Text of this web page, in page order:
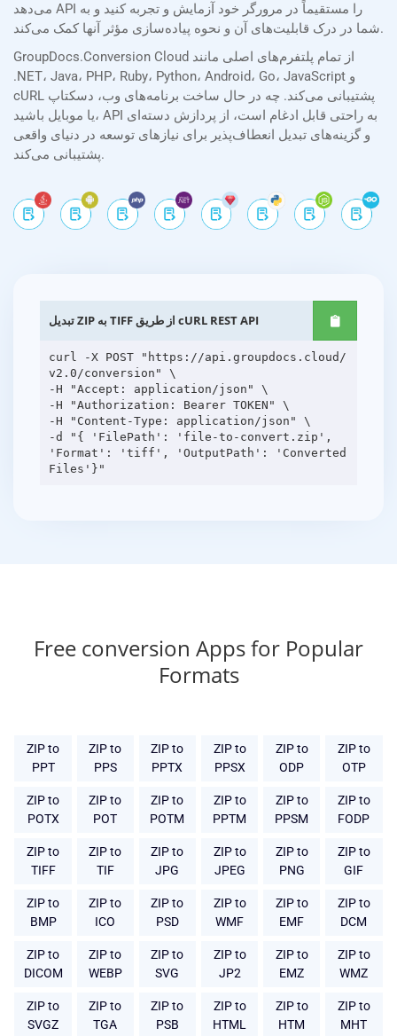
می‌دهد API را مستقیماً در مرورگر خود آزمایش و تجربه کنید و به
شما در درک قابلیت‌های آن و نحوه پیاده‌سازی مؤثر آنها کمک می‌کند.
GroupDocs.Conversion Cloud از تمام پلتفرم‌های اصلی مانند
.NET، Java، PHP، Ruby، Python، Android، Go، JavaScript و
cURL پشتیبانی می‌کند. چه در حال ساخت برنامه‌های وب، دسکتاپ
یا موبایل باشید، API به راحتی قابل ادغام است، از پردازش دسته‌ای
و گزینه‌های تبدیل انعطاف‌پذیر برای نیازهای توسعه در دنیای واقعی
پشتیبانی می‌کند.
تبدیل ZIP به TIFF از طریق cURL REST API
curl -X POST "https://api.groupdocs.cloud/
v2.0/conversion" \
-H "Accept: application/json" \
-H "Authorization: Bearer TOKEN" \
-H "Content-Type: application/json" \
-d "{ 'FilePath': 'file-to-convert.zip',
'Format': 'tiff', 'OutputPath': 'Converted
Free conversion Apps for Popular
Formats
ZIP to
PPT
ZIP to
PPS
ZIP to
PPTX
ZIP to
PPSX
ZIP to
ODP
ZIP to
OTP
ZIP to
POTX
ZIP to
POT
ZIP to
POTM
ZIP to
PPTM
ZIP to
PPSM
ZIP to
FODP
ZIP to
TIFF
ZIP to
TIF
ZIP to
JPG
ZIP to
JPEG
ZIP to
PNG
ZIP to
GIF
ZIP to
BMP
ZIP to
ICO
ZIP to
PSD
ZIP to
WMF
ZIP to
EMF
ZIP to
DCM
ZIP to
DICOM
ZIP to
WEBP
ZIP to
SVG
ZIP to
JP2
ZIP to
EMZ
ZIP to
WMZ
ZIP to
SVGZ
ZIP to
TGA
ZIP to
PSB
ZIP to
HTML
ZIP to
HTM
ZIP to
MHT